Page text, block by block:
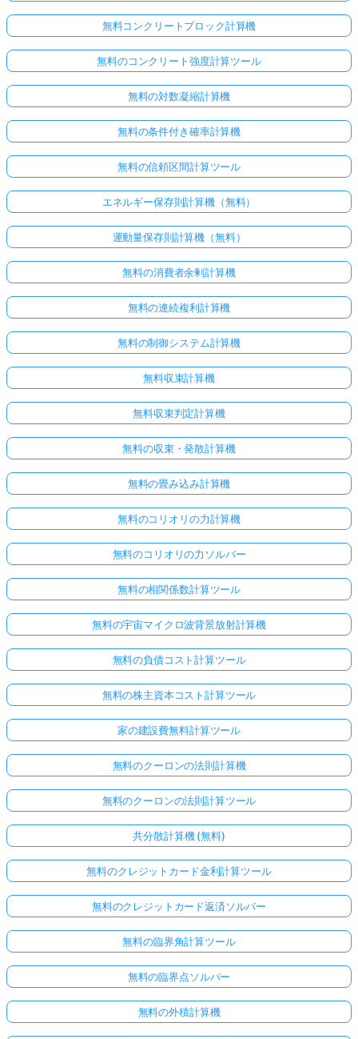
無料コンクリートブロック計算機
無料のコンクリート強度計算ツール
無料の対数凝縮計算機
無料の条件付き確率計算機
無料の信頼区間計算ツール
エネルギー保存則計算機（無料）
運動量保存則計算機（無料）
無料の消費者余剰計算機
無料の連続複利計算機
無料の制御システム計算機
無料収束計算機
無料収束判定計算機
無料の収束・発散計算機
無料の畳み込み計算機
無料のコリオリの力計算機
無料のコリオリの力ソルバー
無料の相関係数計算ツール
無料の宇宙マイクロ波背景放射計算機
無料の負債コスト計算ツール
無料の株主資本コスト計算ツール
家の建設費無料計算ツール
無料のクーロンの法則計算機
無料のクーロンの法則計算ツール
共分散計算機 (無料)
無料のクレジットカード金利計算ツール
無料のクレジットカード返済ソルバー
無料の臨界角計算ツール
無料の臨界点ソルバー
無料の外積計算機